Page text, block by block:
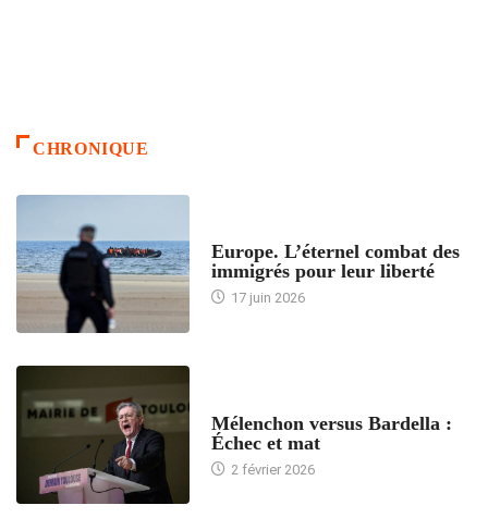
CHRONIQUE
Europe. L’éternel combat des
immigrés pour leur liberté
17 juin 2026
Mélenchon versus Bardella :
Échec et mat
2 février 2026